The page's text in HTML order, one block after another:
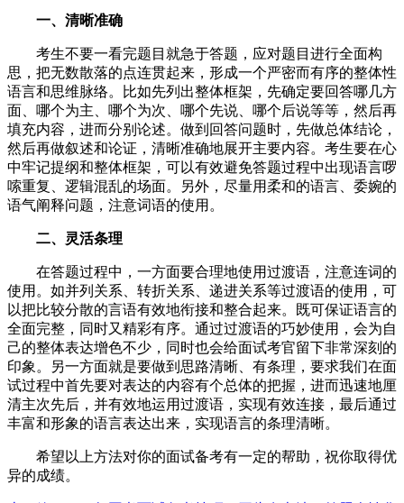
一、清晰准确
考生不要一看完题目就急于答题，应对题目进行全面构
思，把无数散落的点连贯起来，形成一个严密而有序的整体性
语言和思维脉络。比如先列出整体框架，先确定要回答哪几方
面、哪个为主、哪个为次、哪个先说、哪个后说等等，然后再
填充内容，进而分别论述。做到回答问题时，先做总体结论，
然后再做叙述和论证，清晰准确地展开主要内容。考生要在心
中牢记提纲和整体框架，可以有效避免答题过程中出现语言啰
嗦重复、逻辑混乱的场面。另外，尽量用柔和的语言、委婉的
语气阐释问题，注意词语的使用。
二、灵活条理
在答题过程中，一方面要合理地使用过渡语，注意连词的
使用。如并列关系、转折关系、递进关系等过渡语的使用，可
以把比较分散的言语有效地衔接和整合起来。既可保证语言的
全面完整，同时又精彩有序。通过过渡语的巧妙使用，会为自
己的整体表达增色不少，同时也会给面试考官留下非常深刻的
印象。另一方面就是要做到思路清晰、有条理，要求我们在面
试过程中首先要对表达的内容有个总体的把握，进而迅速地厘
清主次先后，并有效地运用过渡语，实现有效连接，最后通过
丰富和形象的语言表达出来，实现语言的条理清晰。
希望以上方法对你的面试备考有一定的帮助，祝你取得优
异的成绩。